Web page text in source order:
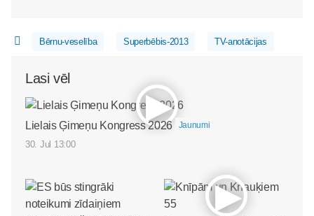
Bērnu-veselība Superbēbis-2013 TV-anotācijas
Lasi vēl
Lielais Ģimeņu Kongress 2026 Jaunumi
30. Jul 13:00